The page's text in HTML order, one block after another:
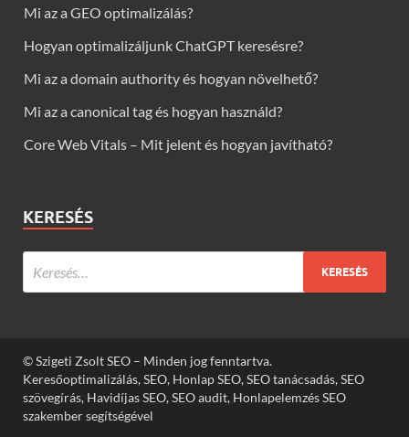
Mi az a GEO optimalizálás?
Hogyan optimalizáljunk ChatGPT keresésre?
Mi az a domain authority és hogyan növelhető?
Mi az a canonical tag és hogyan használd?
Core Web Vitals – Mit jelent és hogyan javítható?
KERESÉS
© Szigeti Zsolt SEO – Minden jog fenntartva.
Keresőoptimalizálás, SEO, Honlap SEO, SEO tanácsadás, SEO
szövegírás, Havidíjas SEO, SEO audit, Honlapelemzés SEO
szakember segítségével